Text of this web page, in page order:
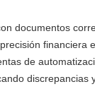
documentos
financiera
de
discrepancias